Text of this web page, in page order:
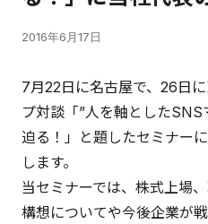
2016年6月17日
7月22日に名古屋で、26日
プ対談「”人を軸とした
迫る！」と題したセミナー
します。
当セミナーでは、株式上場
構想についてや今後企業が